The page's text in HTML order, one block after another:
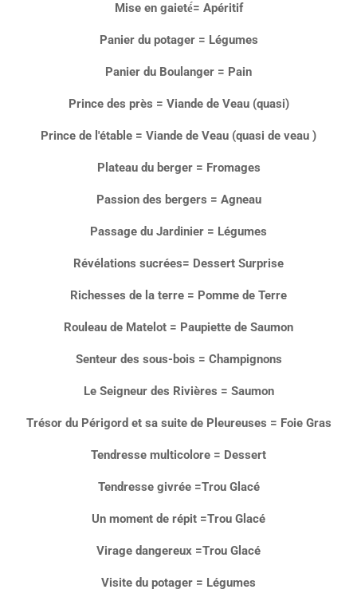
Mise en gaieté́= Apéritif
Panier du potager = Légumes
Panier du Boulanger = Pain
Prince des près = Viande de Veau (quasi)
Prince de l'étable = Viande de Veau (quasi de veau )
Plateau du berger = Fromages
Passion des bergers = Agneau
Passage du Jardinier = Légumes
Révélations sucrées= Dessert Surprise
Richesses de la terre = Pomme de Terre
Rouleau de Matelot = Paupiette de Saumon
Senteur des sous-bois = Champignons
Le Seigneur des Rivières = Saumon
Trésor du Périgord et sa suite de Pleureuses = Foie Gras
Tendresse multicolore = Dessert
Tendresse givrée =Trou Glacé
Un moment de répit =Trou Glacé
Virage dangereux =Trou Glacé
Visite du potager = Légumes